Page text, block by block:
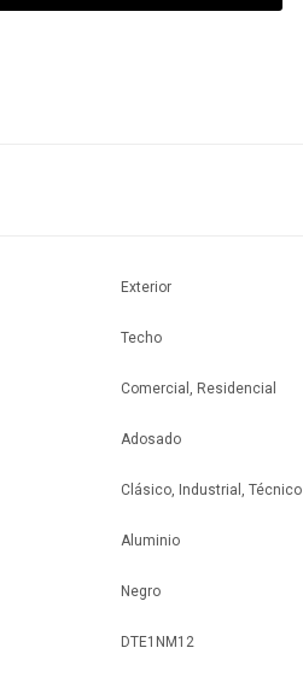
Exterior
Techo
Comercial, Residencial
Adosado
Clásico, Industrial, Técnico
Aluminio
Negro
DTE1NM12